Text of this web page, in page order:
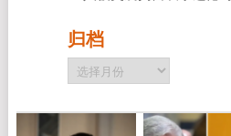
归档
归
档